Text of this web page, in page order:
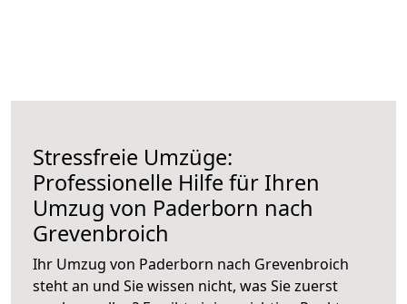
Stressfreie Umzüge:
Professionelle Hilfe für Ihren
Umzug von Paderborn nach
Grevenbroich
Ihr Umzug von Paderborn nach Grevenbroich
steht an und Sie wissen nicht, was Sie zuerst